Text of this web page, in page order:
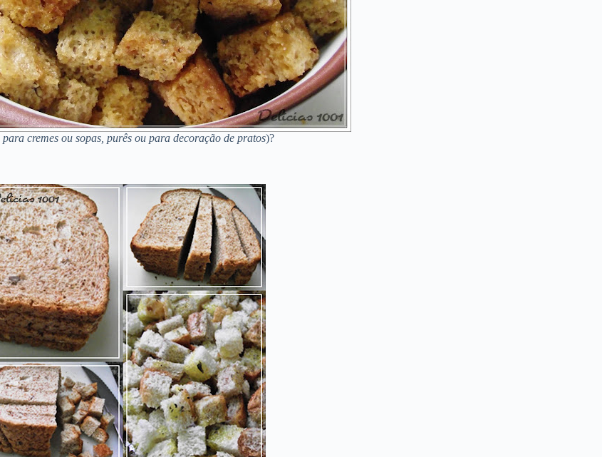
cremes ou sopas, purês ou para decoração de pratos)?